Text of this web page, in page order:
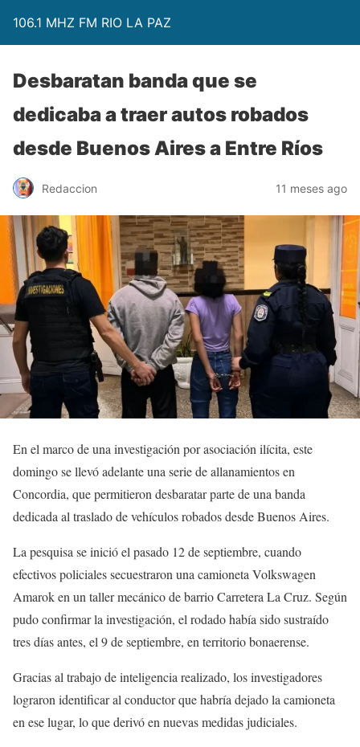
106.1 MHZ FM RIO LA PAZ
Desbaratan banda que se
dedicaba a traer autos robados
desde Buenos Aires a Entre Ríos
Redaccion 11 meses ago
En el marco de una investigación por asociación ilícita, este
domingo se llevó adelante una serie de allanamientos en
Concordia, que permitieron desbaratar parte de una banda
dedicada al traslado de vehículos robados desde Buenos Aires.
La pesquisa se inició el pasado 12 de septiembre, cuando
efectivos policiales secuestraron una camioneta Volkswagen
Amarok en un taller mecánico de barrio Carretera La Cruz. Según
pudo confirmar la investigación, el rodado había sido sustraído
tres días antes, el 9 de septiembre, en territorio bonaerense.
Gracias al trabajo de inteligencia realizado, los investigadores
lograron identificar al conductor que habría dejado la camioneta
en ese lugar, lo que derivó en nuevas medidas judiciales.